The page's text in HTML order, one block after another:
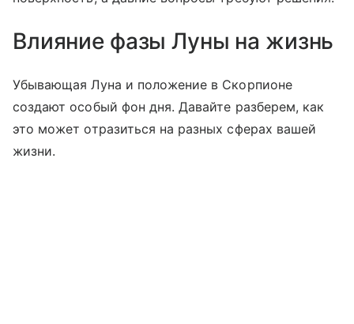
Влияние фазы Луны на жизнь
Убывающая Луна и положение в Скорпионе
создают особый фон дня. Давайте разберем, как
это может отразиться на разных сферах вашей
жизни.